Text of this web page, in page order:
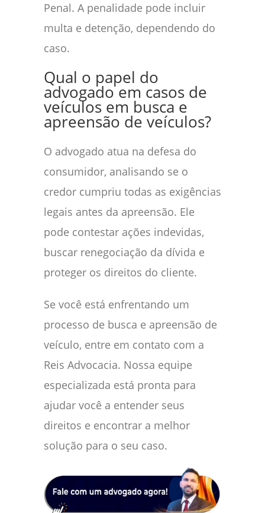
Penal. A penalidade pode incluir
multa e detenção, dependendo do
caso.
Qual o papel do
advogado em casos de
veículos em busca e
apreensão de veículos?
O advogado atua na defesa do
consumidor, analisando se o
credor cumpriu todas as exigências
legais antes da apreensão. Ele
pode contestar ações indevidas,
buscar renegociação da dívida e
proteger os direitos do cliente.
Se você está enfrentando um
processo de busca e apreensão de
veículo, entre em contato com a
Reis Advocacia. Nossa equipe
especializada está pronta para
ajudar você a entender seus
direitos e encontrar a melhor
solução para o seu caso.